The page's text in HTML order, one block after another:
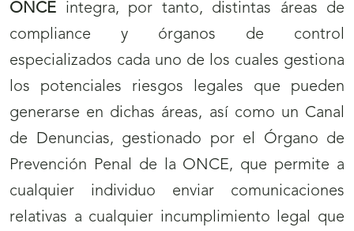
ONCE integra, por tanto, distintas áreas de
compliance y órganos de control
especializados cada uno de los cuales gestiona
los potenciales riesgos legales que pueden
generarse en dichas áreas, así como un Canal
de Denuncias, gestionado por el Órgano de
Prevención Penal de la ONCE, que permite a
cualquier individuo enviar comunicaciones
relativas a cualquier incumplimiento legal que